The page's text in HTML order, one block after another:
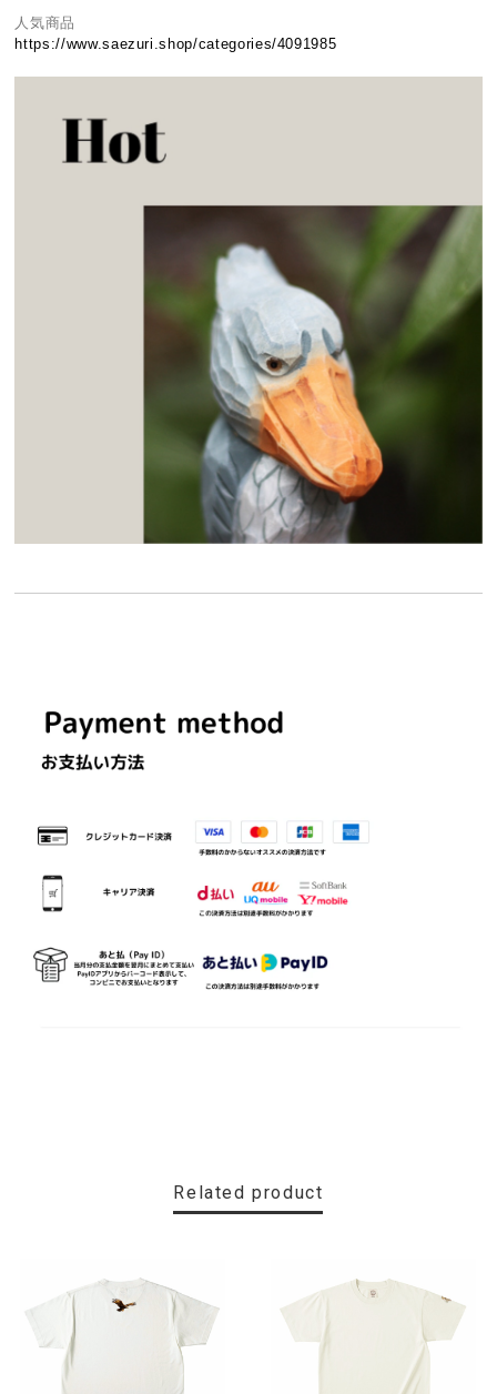
人気商品
https://www.saezuri.shop/categories/4091985
Related product